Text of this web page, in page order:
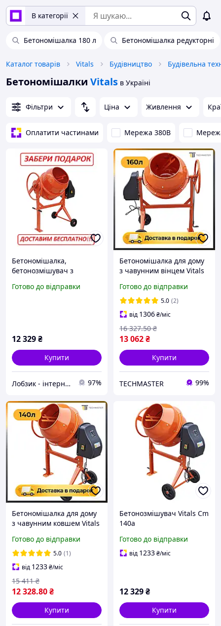
В категорії
Бетономішалка 180 л Бетономішалка редукторні
Каталог товарів Vitals Будівництво Будівельна
Бетономішалки Vitals в Україні
Фільтри Ціна Живлення
Оплатити частинами Мережа 380В
Бетономішалка,
бетонозмішувач з
550Вт, Латвія Vitals Cm-
Готово до відправки
12 329₴
Купити
Лобзик - інтернет магазин 97%
Бетономішалка для дому
з чавунним вінцем Vitals
з доставкою
Готово до відправки
5.0 (2)
від 1306₴/міс
13 062₴
16 327.50 ₴
Купити
TECHMASTER 99%
Бетономішалка для дому
з чавунним ковшем Vitals
з доставкою
Готово до відправки
5.0 (1)
від 1233₴/міс
12 328.80₴
15 411 ₴
Купити
Бетонозмішувач Vitals Cm
140a
Готово до відправки
від 1233₴/міс
12 329₴
Купити